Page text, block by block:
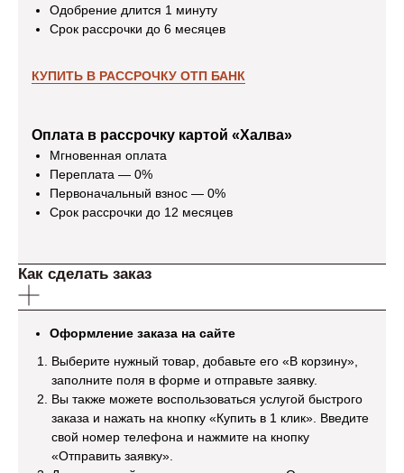
Одобрение длится 1 минуту
Срок рассрочки до 6 месяцев
КУПИТЬ В РАССРОЧКУ ОТП БАНК
Оплата в рассрочку картой «Халва»
Мгновенная оплата
Переплата — 0%
Первоначальный взнос — 0%
Срок рассрочки до 12 месяцев
Как сделать заказ
Оформление заказа на сайте
Выберите нужный товар, добавьте его «В корзину»,
заполните поля в форме и отправьте заявку.
Вы также можете воспользоваться услугой быстрого
заказа и нажать на кнопку «Купить в 1 клик». Введите
свой номер телефона и нажмите на кнопку
«Отправить заявку».
Отзывы
раз. Мне нравится. Соотношение цены и
качества. Вежливый персонал, приятно
общаться с продавцами. Постоянным
покупателям делают индивидуальные
Екатерина Д.
уже через пару
качественно
довольны.